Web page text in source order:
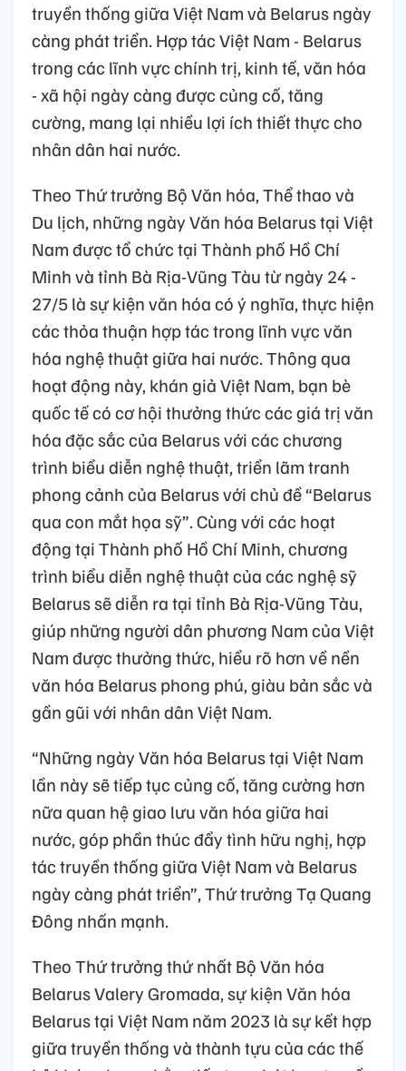
truyền thống giữa Việt Nam và Belarus ngày
càng phát triển. Hợp tác Việt Nam - Belarus
trong các lĩnh vực chính trị, kinh tế, văn hóa
- xã hội ngày càng được củng cố, tăng
cường, mang lại nhiều lợi ích thiết thực cho
nhân dân hai nước.
Theo Thứ trưởng Bộ Văn hóa, Thể thao và
Du lịch, những ngày Văn hóa Belarus tại Việt
Nam được tổ chức tại Thành phố Hồ Chí
Minh và tỉnh Bà Rịa-Vũng Tàu từ ngày 24 -
27/5 là sự kiện văn hóa có ý nghĩa, thực hiện
các thỏa thuận hợp tác trong lĩnh vực văn
hóa nghệ thuật giữa hai nước. Thông qua
hoạt động này, khán giả Việt Nam, bạn bè
quốc tế có cơ hội thưởng thức các giá trị văn
hóa đặc sắc của Belarus với các chương
trình biểu diễn nghệ thuật, triển lãm tranh
phong cảnh của Belarus với chủ đề “Belarus
qua con mắt họa sỹ”. Cùng với các hoạt
động tại Thành phố Hồ Chí Minh, chương
trình biểu diễn nghệ thuật của các nghệ sỹ
Belarus sẽ diễn ra tại tỉnh Bà Rịa-Vũng Tàu,
giúp những người dân phương Nam của Việt
Nam được thưởng thức, hiểu rõ hơn về nền
văn hóa Belarus phong phú, giàu bản sắc và
gần gũi với nhân dân Việt Nam.
“Những ngày Văn hóa Belarus tại Việt Nam
lần này sẽ tiếp tục củng cố, tăng cường hơn
nữa quan hệ giao lưu văn hóa giữa hai
nước, góp phần thúc đẩy tình hữu nghị, hợp
tác truyền thống giữa Việt Nam và Belarus
ngày càng phát triển”, Thứ trưởng Tạ Quang
Đông nhấn mạnh.
Theo Thứ trưởng thứ nhất Bộ Văn hóa
Belarus Valery Gromada, sự kiện Văn hóa
Belarus tại Việt Nam năm 2023 là sự kết hợp
giữa truyền thống và thành tựu của các thế